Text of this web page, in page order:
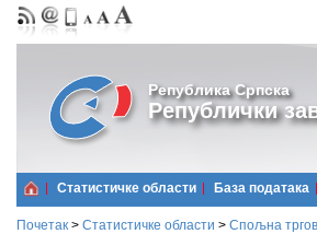
Република Српска
Републички
Статистичке области Базa података
Почетак > Статистичке области > Спољна